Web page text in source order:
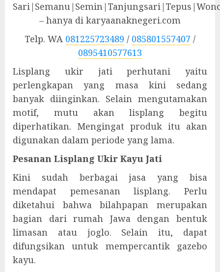
– hanya di karyaanaknegeri.com
Telp. WA 081225723489 / 085801557407 /
0895410577613
Lisplang ukir jati perhutani yaitu
perlengkapan yang masa kini sedang
banyak diinginkan. Selain mengutamakan
motif, mutu akan lisplang begitu
diperhatikan. Mengingat produk itu akan
digunakan dalam periode yang lama.
Pesanan Lisplang Ukir Kayu Jati
Kini sudah berbagai jasa yang bisa
mendapat pemesanan lisplang. Perlu
diketahui bahwa bilahpapan merupakan
bagian dari rumah Jawa dengan bentuk
limasan atau joglo. Selain itu, dapat
difungsikan untuk mempercantik gazebo
kayu.